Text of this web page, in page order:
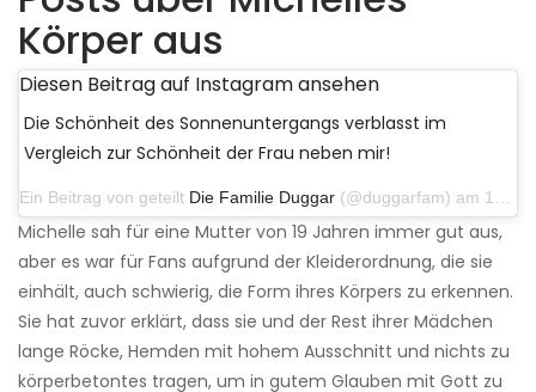
Körper aus
Diesen Beitrag auf Instagram ansehen
Die Schönheit des Sonnenuntergangs verblasst im
Vergleich zur Schönheit der Frau neben mir!
Ein Beitrag von geteilt Die Familie Duggar (@duggarfam) am 14. September 2018 um 19:03 Uhr PDT
Michelle sah für eine Mutter von 19 Jahren immer gut aus,
aber es war für Fans aufgrund der Kleiderordnung, die sie
einhält, auch schwierig, die Form ihres Körpers zu erkennen.
Sie hat zuvor erklärt, dass sie und der Rest ihrer Mädchen
lange Röcke, Hemden mit hohem Ausschnitt und nichts zu
körperbetontes tragen, um in gutem Glauben mit Gott zu